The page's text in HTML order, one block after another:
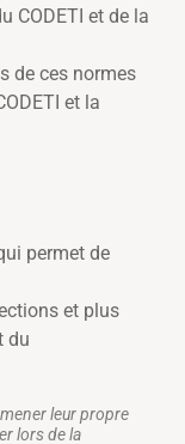
CODETI et de la
de ces normes
et la
permet de
et plus
du
leur propre
lors de la